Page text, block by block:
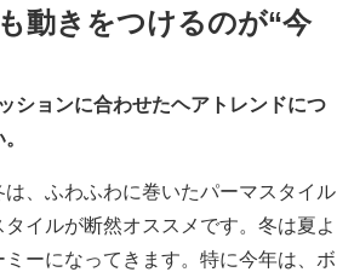
動きをつけるのが“今
ションに合わせたヘアトレンドにつ
、ふわふわに巻いたパーマスタイル
イルが断然オススメです。冬は夏よ
ミーになってきます。特に今年は、ボ